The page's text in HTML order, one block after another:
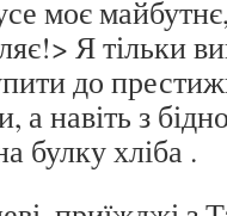
моє
Я тільки
до
а навіть з
булку хліба .